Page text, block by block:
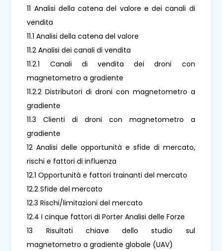
11 Analisi della catena del valore e dei canali di
vendita
11.1 Analisi della catena del valore
11.2 Analisi dei canali di vendita
11.2.1 Canali di vendita dei droni con
magnetometro a gradiente
11.2.2 Distributori di droni con magnetometro a
gradiente
11.3 Clienti di droni con magnetometro a
gradiente
12 Analisi delle opportunità e sfide di mercato,
rischi e fattori di influenza
12.1 Opportunità e fattori trainanti del mercato
12.2 Sfide del mercato
12.3 Rischi/limitazioni del mercato
12.4 I cinque fattori di Porter Analisi delle Forze
13 Risultati chiave dello studio sul
magnetometro a gradiente globale (UAV)